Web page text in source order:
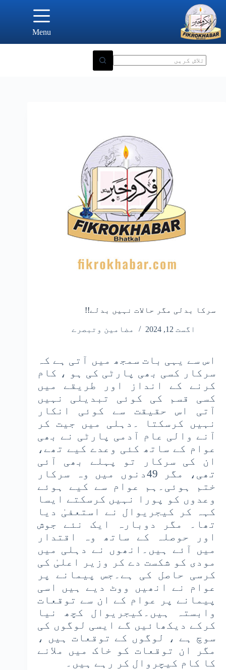
content
Menu
سرکا بدلی مگر حالات نہیں بدلے!!
اگست 12, 2024 مضامین وتبصرے
اس سے یہی بات سمجھ میں آتی ہے کہ
سرکار کسی بھی پارٹی کی ہو ، کام
کرنے کے انداز اور طریقے میں
کسی قسم کی کوئی تبدیلی نہیں
آتی اس حقیقت سے کوئی انکار
نہیں کرسکتا ۔دہلی میں جیت کر
آنے والی عام آدمی پارٹی نے بھی
عوام کے ساتھ کئی وعدے کیے تھے،
ان کی سرکار تو پہلے بھی آئی
تھی، مگر 49دنوں میں وہ سرکار
ختم ہوئی۔ہم عوام سے کیے ہوئے
وعدوں کو پورا نہیں کرسکتے ایسا
کہہ کر کیجریوال نے استعفیٰ دیا
تھا۔ مگر دوبارہ ایک نئے جوش
اور حوصلہ کے ساتھ وہ اقتدار
میں آئے ہیں۔انھوں نے دہلی میں
مودی کو شکست دے کر وزیر اعلیٰ کی
کرسی حاصل کی ہے۔جس پیمانے پر
عوام نے انھیں ووٹ دیے ہیں اسی
پیمانے پر عوام کے ان سے توقعات
وابستہ ہیں۔کیجریوال کچھ نیا
کرکے دیکھائیں گے ایسی لوگوں کی
سوچ ہے ، لوگوں کے توقعات ہیں ،
مگر ان توقعات کو خاک میں ملانے
کا کام کیچروال کر رہے ہیں۔